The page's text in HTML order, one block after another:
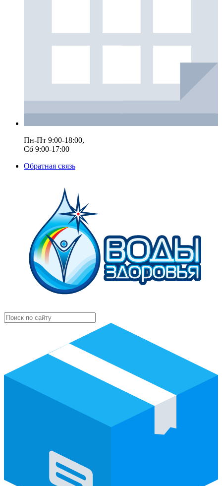
Пн-Пт 9:00-18:00,
Сб 9:00-17:00
Обратная связь